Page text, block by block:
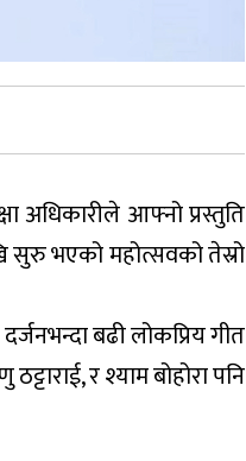
अधिकारीले आफ्नो प्रस्तुति
सुरु भएको महोत्सवको तेस्रो
बढी लोकप्रिय गीत
र श्याम बोहोरा पनि